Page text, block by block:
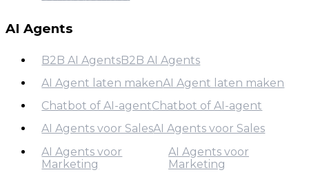
AI Agents
B2B AI Agents
B2B AI Agents
B2B AI Agents
AI Agent laten maken
AI Agent laten maken
AI Agent laten maken
Chatbot of AI-agent
Chatbot of AI-agent
Chatbot of AI-agent
AI Agents voor Sales
AI Agents voor Sales
AI Agents voor Sales
AI Agents voor
Marketing
AI Agents voor
Marketing